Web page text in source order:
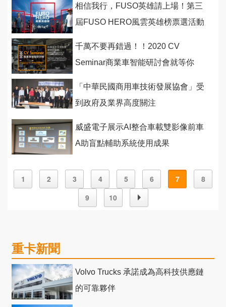
相信我行，FUSO英雄請上場！第三
屆FUSO HERO風雲英雄榜票選活動
千萬不要再錯過！！2020 CV
Seminar商業車智能研討會就等你
「中華民國商用車技術發展協會」受
到政府及業界高度關注
威盛電子展示AI整合車載雙影像前車
A助盲點輔助系統使用成果
1 2 3 4 5 6 7
8
9
10
重卡新聞
Volvo Trucks 承諾成為高科技供應鏈
的可靠夥伴